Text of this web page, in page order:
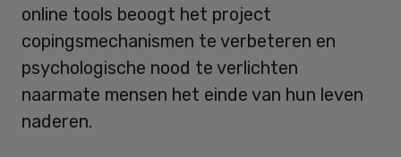
online tools beoogt het project
copingsmechanismen te verbeteren en
psychologische nood te verlichten
naarmate mensen het einde van hun leven
naderen.